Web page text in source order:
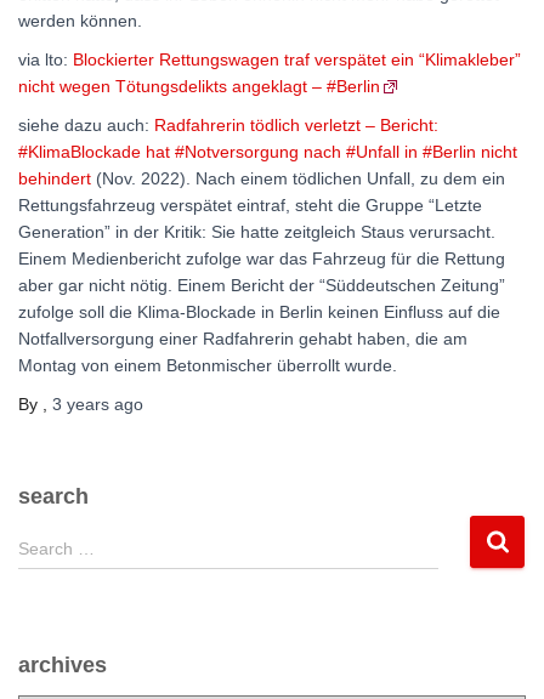
werden können.
via lto: Blockierter Rettungswagen traf verspätet ein “Kli­mak­leber”
nicht wegen Töt­ungs­de­likts ange­klagt – #Berlin
siehe dazu auch: Radfahrerin tödlich verletzt – Bericht:
#KlimaBlockade hat #Notversorgung nach #Unfall in #Berlin nicht
behindert (Nov. 2022). Nach einem tödlichen Unfall, zu dem ein
Rettungsfahrzeug verspätet eintraf, steht die Gruppe “Letzte
Generation” in der Kritik: Sie hatte zeitgleich Staus verursacht.
Einem Medienbericht zufolge war das Fahrzeug für die Rettung
aber gar nicht nötig. Einem Bericht der “Süddeutschen Zeitung”
zufolge soll die Klima-Blockade in Berlin keinen Einfluss auf die
Notfallversorgung einer Radfahrerin gehabt haben, die am
Montag von einem Betonmischer überrollt wurde.
By
3 years ago
search
S
e
h
Search …
archives